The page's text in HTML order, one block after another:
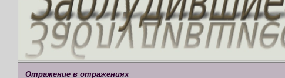
Отражение в отражениях